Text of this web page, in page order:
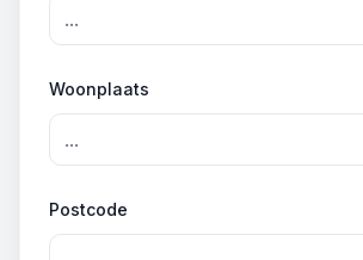
Woonplaats
Postcode